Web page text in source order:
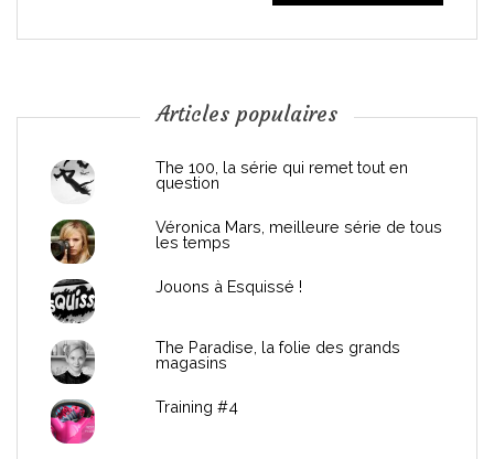
n
Articles populaires
The 100, la série qui remet tout en
question
Véronica Mars, meilleure série de tous
les temps
Jouons à Esquissé !
The Paradise, la folie des grands
magasins
Training #4